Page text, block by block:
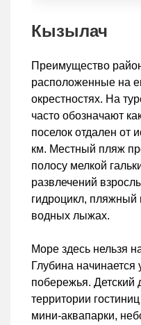
Кызылач
Преимущество
расположенные на
окрестностях. На
часто обозначают
поселок отдален от
км. Местный пляж
полосу мелкой
развлечений
гидроцикл, пляжный
водных лыжах.
Море здесь нельзя
Глубина начинается
побережья. Детский
территории
мини-аквапарки,